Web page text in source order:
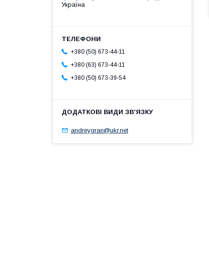
Україна
+380 (50) 673-44-11
+380 (63) 673-44-11
+380 (50) 673-39-54
andreygran@ukr.net